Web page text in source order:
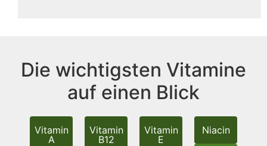
Die wichtigsten Vitamine
auf einen Blick
Vitamin
A
Vitamin
B12
Vitamin
E
Niacin